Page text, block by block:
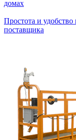
домах
Простота и
поставщика